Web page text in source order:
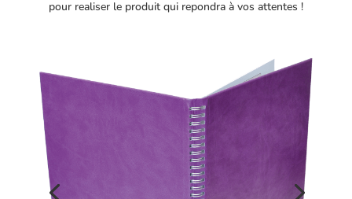
pour realiser le produit qui repondra à vos attentes !